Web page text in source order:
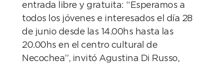
entrada libre y gratuita: “Esperamos a
todos los jóvenes e interesados el día 28
de junio desde las 14.00hs hasta las
20.00hs en el centro cultural de
Necochea”, invitó Agustina Di Russo,